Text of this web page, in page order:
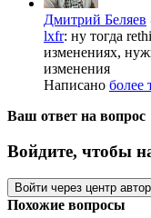
Дмитрий Беляев
lxfr: ну тогда
изменениях,
изменения
Написано более
Ваш ответ на вопрос
Войдите, чтобы
Войти через центр
Похожие вопросы